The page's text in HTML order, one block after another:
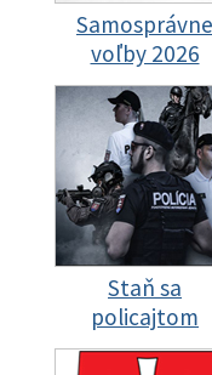
Samosprávne
voľby 2026
Staň sa
policajtom